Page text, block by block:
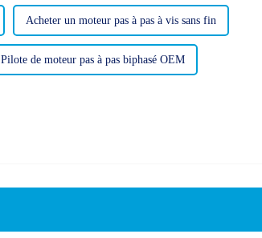
Acheter un moteur pas à pas à vis sans fin
Pilote de moteur pas à pas biphasé OEM